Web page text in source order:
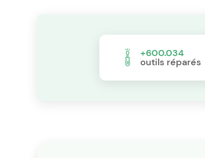
+600.034
outils réparés